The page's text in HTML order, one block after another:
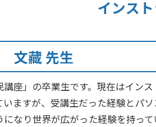
インス
文藏 先生
座」の卒業生です。現在はインス
いますが、受講生だった経験とパソ
なり世界が広がった経験を持って